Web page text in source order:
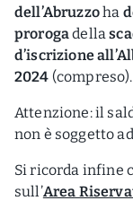
dell’Abruzzoha
prorogadella
d’iscrizione
2024 (compreso).
Attenzione: il
non è soggetto ad
Si ricorda infine
sull’Area